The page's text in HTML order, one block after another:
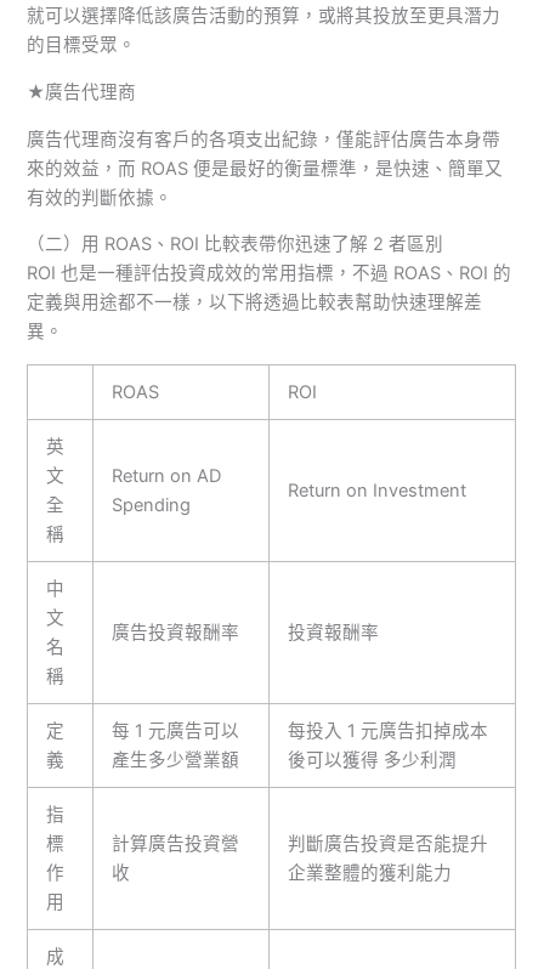
就可以選擇降低該廣告活動的預算，或將其投放至更具潛力
的目標受眾。
★廣告代理商
廣告代理商沒有客戶的各項支出紀錄，僅能評估廣告本身帶
來的效益，而 ROAS 便是最好的衡量標準，是快速、簡單又
有效的判斷依據。
（二）用 ROAS、ROI 比較表帶你迅速了解 2 者區別
ROI 也是一種評估投資成效的常用指標，不過 ROAS、ROI 的
定義與用途都不一樣，以下將透過比較表幫助快速理解差
異。
ROAS ROI
英
文
全
稱
Return on AD
Spending
Return on Investment
中
文
名
稱
廣告投資報酬率 投資報酬率
定
義
每 1 元廣告可以
產生多少營業額
每投入 1 元廣告扣掉成本
後可以獲得 多少利潤
指
標
作
用
計算廣告投資營
收
判斷廣告投資是否能提升
企業整體的獲利能力
成